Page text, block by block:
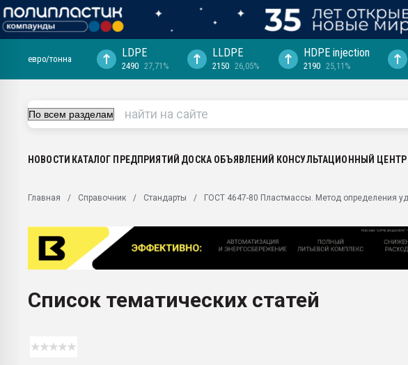
28.07.2026 Автоматизация выходит на
Всё, что касается выдува ПЭТ
Материал поверхности пуансона для
вакуумного формования
Armaloy PC/ABS-1IM черный цвет
евро/тонна LDPE
2490 27,71%
LLDPE
2150 26,05%
HDPE injection
2190 25,11%
НОВОСТИ КАТАЛОГ ПРЕДПРИЯТИЙ ДОСКА ОБЪЯВЛЕНИЙ КОНСУЛЬТАЦИОННЫЙ ЦЕНТР
Главная Справочник Стандарты ГОСТ 4647-80 Пластмассы. Метод определения
Список тематических статей